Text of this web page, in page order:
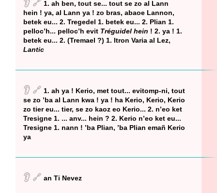
👂 🔗 1. ah ben, tout se... tout se zo al Lann
hein ! ya, al Lann ya ! zo bras, abaoe Lannon,
betek eu... 2. Tregedel 1. betek eu... 2. Plian 1.
pelloc’h... pelloc’h evit Tréguidel hein ! 2. ya ! 1.
betek eu... 2. (Tremael ?) 1. Itron Varia al Lez,
Lantic
👂 🔗 1. ah ya ! Kerio, met tout... evitomp-ni, tout
se zo ’ba al Lann kwa ! ya ! ha Kerio, Kerio, Kerio
zo tier eu... tier, se zo kaoz eo Kerio... 2. n’eo ket
Tresigne 1. ... anv... hein ? 2. Kerio n’eo ket eu...
Tresigne 1. nann ! ’ba Plian, ’ba Plian emañ Kerio
ya
👂 🔗 an Ti Nevez